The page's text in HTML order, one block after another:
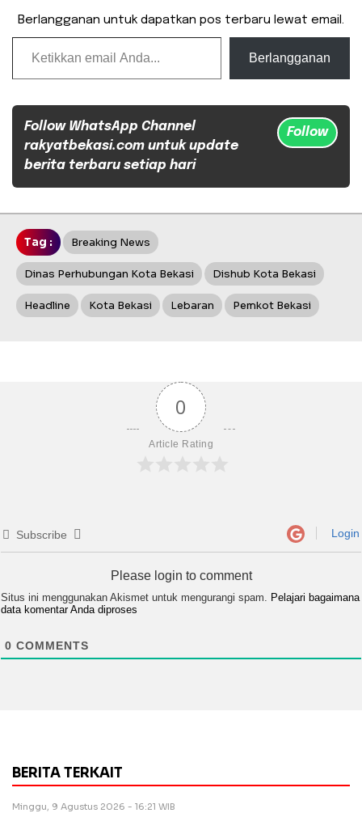
Berlangganan untuk dapatkan pos terbaru lewat email.
Ketikkan email Anda...
Berlangganan
Follow WhatsApp Channel
rakyatbekasi.com untuk update
berita terbaru setiap hari
Follow
Tag : Breaking News
Dinas Perhubungan Kota Bekasi Dishub Kota Bekasi
Headline Kota Bekasi Lebaran Pemkot Bekasi
0
Article Rating
Subscribe Login
Please login to comment
Situs ini menggunakan Akismet untuk mengurangi spam. Pelajari bagaimana
data komentar Anda diproses
0 COMMENTS
BERITA TERKAIT
Minggu, 9 Agustus 2026 - 16:21 WIB